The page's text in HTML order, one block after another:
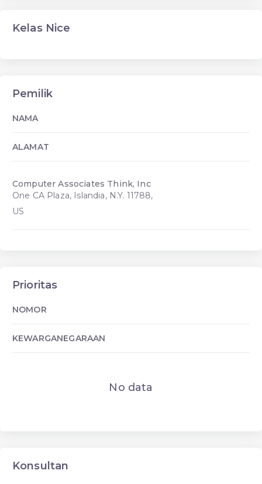
Kelas Nice
Pemilik
NAMA
ALAMAT
Computer Associates Think, Inc
One CA Plaza, Islandia, N.Y. 11788,
US
Prioritas
NOMOR
KEWARGANEGARAAN
No data
Konsultan